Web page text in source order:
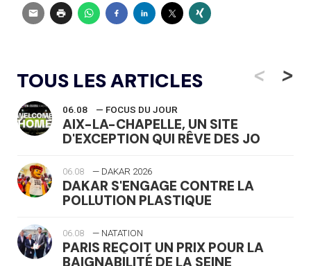
TOUS LES ARTICLES <
06.08 — FOCUS DU JOUR
AIX-LA-CHAPELLE, UN SITE
D'EXCEPTION QUI RÊVE DES JO
06.08 — DAKAR 2026
DAKAR S'ENGAGE CONTRE LA
POLLUTION PLASTIQUE
06.08 — NATATION
PARIS REÇOIT UN PRIX POUR LA
BAIGNABILITÉ DE LA SEINE
>